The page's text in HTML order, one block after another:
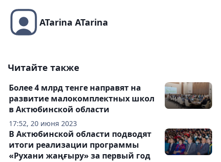
ATarina ATarina
Читайте также
17:52, 20 июня 2023
Более 4 млрд тенге направят на
развитие малокомплектных школ
в Актюбинской области
В Актюбинской области подводят
итоги реализации программы
«Рухани жаңғыру» за первый год